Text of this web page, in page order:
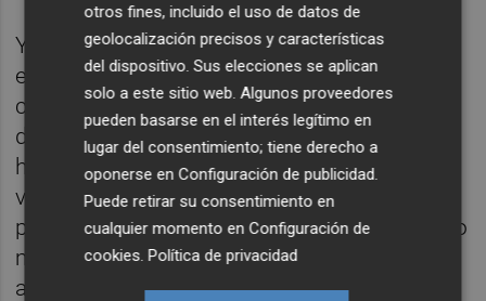
Y señaló que todos los internacionales
españoles tienen "una confianza al cien por
cien" en Fernando Hierro, al que defendió y
dijo que "para él tampoco es fácil" lo que le
ha tocado vivir. "Su continuidad tendrá que
valorarla él y la Federación, yo diría que siga
porque no es fácil asumir este reto. Le deseo
mucha suerte y que en este Mundial todos
acabemos felices", aseguró.
otros fines, incluido el uso de datos de
geolocalización precisos y características
del dispositivo. Sus elecciones se aplican
solo a este sitio web. Algunos proveedores
pueden basarse en el interés legítimo en
lugar del consentimiento; tiene derecho a
oponerse enConfiguración de publicidad
Puede retirar su consentimiento en
cualquier momento enConfiguración de
cookies .Política de privacidad